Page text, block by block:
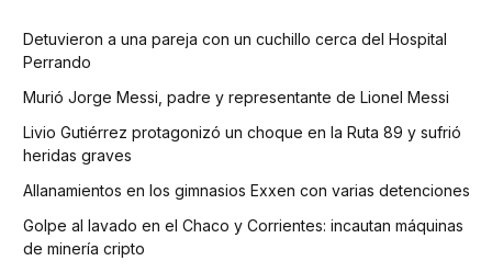
Detuvieron a una pareja con un cuchillo cerca del Hospital
Perrando
Murió Jorge Messi, padre y representante de Lionel Messi
Livio Gutiérrez protagonizó un choque en la Ruta 89 y sufrió
heridas graves
Allanamientos en los gimnasios Exxen con varias detenciones
Golpe al lavado en el Chaco y Corrientes: incautan máquinas
de minería cripto